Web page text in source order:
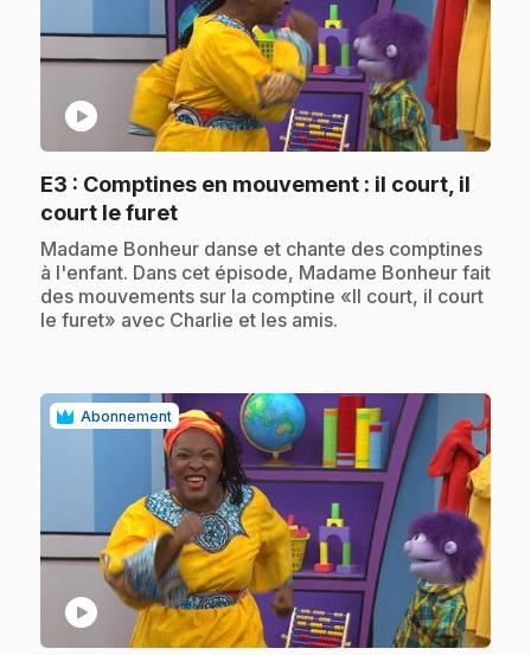
play_circle
E3 : Comptines en mouvement : il court, il
court le furet.
.Madame Bonheur danse et chante des comptines
à l'enfant. Dans cet épisode, Madame Bonheur fait
des mouvements sur la comptine «Il court, il court
le furet» avec Charlie et les amis.
Abonnement
play_circle